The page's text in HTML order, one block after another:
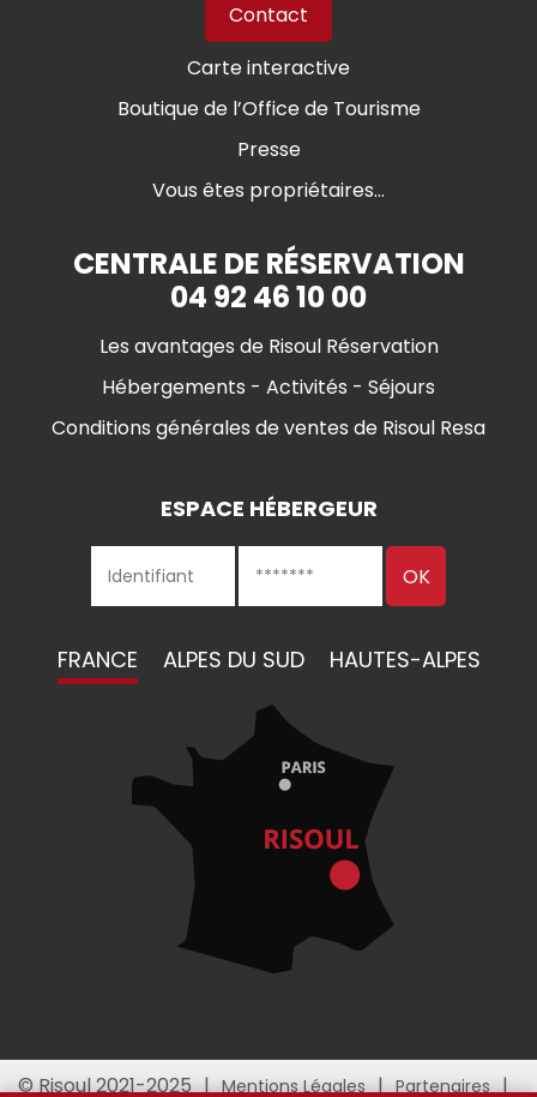
Contact
Carte interactive
Boutique de l’Office de Tourisme
Presse
Vous êtes propriétaires...
CENTRALE DE RÉSERVATION
04 92 46 10 00
Les avantages de Risoul Réservation
Hébergements - Activités - Séjours
Conditions générales de ventes de Risoul Resa
ESPACE HÉBERGEUR
FRANCE ALPES DU SUD HAUTES-ALPES
© Risoul 2021-2025 Mentions Légales Partenaires